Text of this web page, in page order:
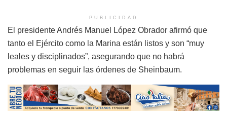
PUBLICIDAD
El presidente Andrés Manuel López Obrador afirmó que
tanto el Ejército como la Marina están listos y son “muy
leales y disciplinados”, asegurando que no habrá
problemas en seguir las órdenes de Sheinbaum.